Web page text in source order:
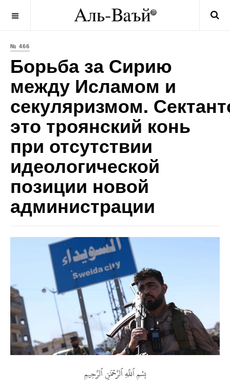
№ 466
Борьба за Сирию
между Исламом и
секуляризмом.
это троянский конь
при отсутствии
идеологической
позиции новой
администрации
بِسۡمِ ٱللَّهِ ٱلرَّحۡمَٰنِ ٱلرَّحِيمِ